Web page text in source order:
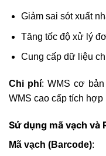
Giảm sai sót xuất
Tăng tốc độ xử lý
Cung cấp dữ liệu
Chi phí: WMS cơ
WMS cao cấp tích hợp
Sử dụng mã vạch và
Mã vạch (Barcode):